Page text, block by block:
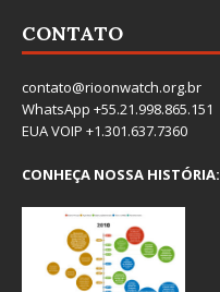
CONTATO
contato@rioonwatch.org.br
WhatsApp +55.21.998.865.151
EUA VOIP +1.301.637.7360
CONHEÇA NOSSA HISTÓRIA: